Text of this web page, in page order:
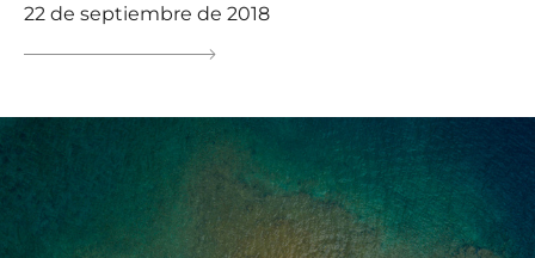
22 de septiembre de 2018